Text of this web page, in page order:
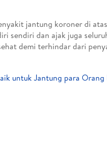
jantung koroner di
sendiri dan ajak juga
demi terhindar dari
untuk Jantung para Orang